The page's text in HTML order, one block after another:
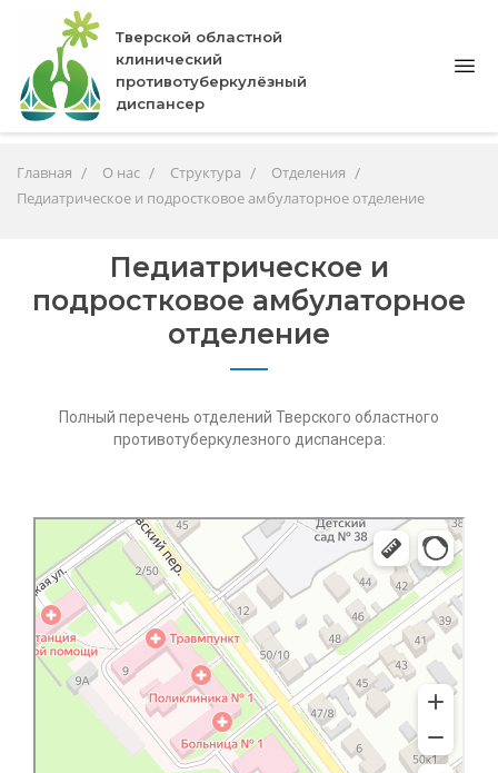
Тверской областной
клинический
противотуберкулёзный
диспансер
Главная О нас Структура
Отделения
Педиатрическое и подростковое амбулаторное отделение
Педиатрическое и
подростковое амбулаторное
отделение
Полный перечень отделений Тверского областного
противотуберкулезного диспансера: